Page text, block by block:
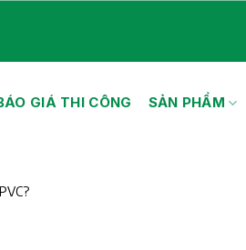
GIÁ THI CÔNG SẢN PHẨM